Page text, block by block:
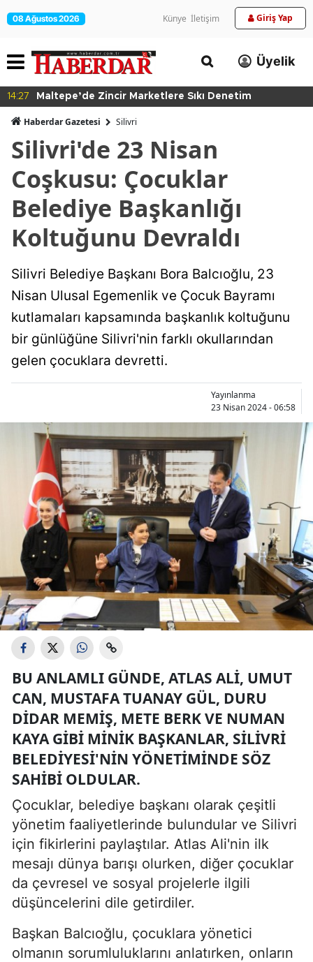
08 Ağustos 2026 Künye İletişim Giriş Yap
Üyelik
14:27 Maltepe’de Zincir Marketlere Sıkı Denetim
Haberdar Gazetesi Silivri
Silivri'de 23 Nisan
Coşkusu: Çocuklar
Belediye Başkanlığı
Koltuğunu Devraldı
Silivri Belediye Başkanı Bora Balcıoğlu, 23
Nisan Ulusal Egemenlik ve Çocuk Bayramı
kutlamaları kapsamında başkanlık koltuğunu
bir günlüğüne Silivri'nin farklı okullarından
gelen çocuklara devretti.
Yayınlanma
23 Nisan 2024 - 06:58
BU ANLAMLI GÜNDE, ATLAS ALI, UMUT
CAN, MUSTAFA TUANAY GÜL, DURU
DIDAR MEMIŞ, METE BERK VE NUMAN
KAYA GIBI MINIK BAŞKANLAR, SILIVRI
BELEDIYESI'NIN YÖNETIMINDE SÖZ
SAHIBI OLDULAR.
Çocuklar, belediye başkanı olarak çeşitli
yönetim faaliyetlerinde bulundular ve Silivri
için fikirlerini paylaştılar. Atlas Ali'nin ilk
mesajı dünya barışı olurken, diğer çocuklar
da çevresel ve sosyal projelerle ilgili
düşüncelerini dile getirdiler.
Başkan Balcıoğlu, çocuklara yönetici
olmanın sorumluluklarını anlatırken, onların